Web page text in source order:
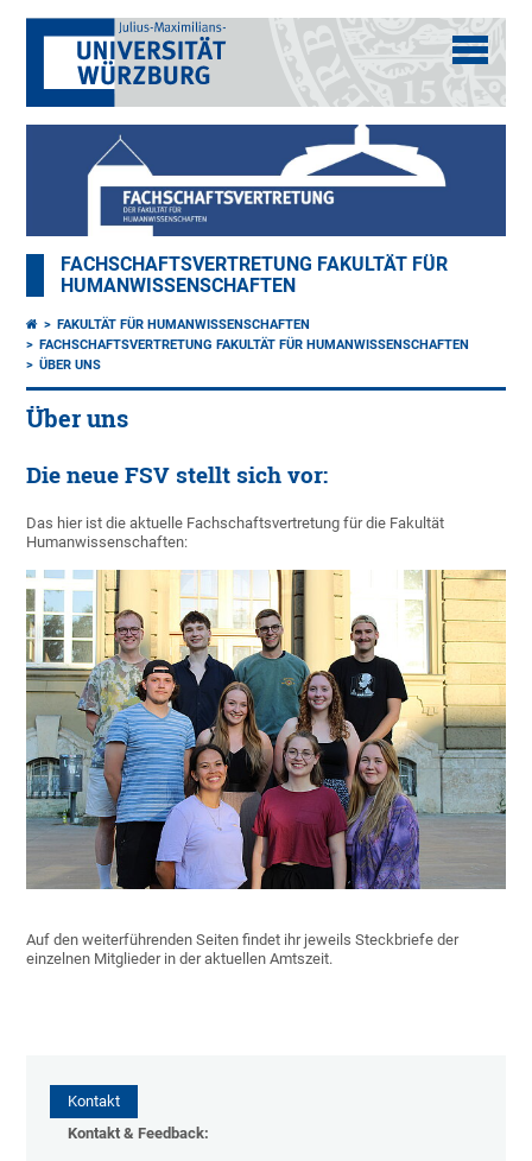
FACHSCHAFTSVERTRETUNG FAKULTÄT FÜR
HUMANWISSENSCHAFTEN
FAKULTÄT FÜR HUMANWISSENSCHAFTEN
FACHSCHAFTSVERTRETUNG FAKULTÄT FÜR HUMANWISSENSCHAFTEN
ÜBER UNS
Über uns
Die neue FSV stellt sich vor:
Das hier ist die aktuelle Fachschaftsvertretung für die Fakultät
Humanwissenschaften:
Auf den weiterführenden Seiten findet ihr jeweils Steckbriefe der
einzelnen Mitglieder in der aktuellen Amtszeit.
Kontakt
Kontakt & Feedback: